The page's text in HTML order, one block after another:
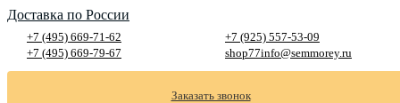
Доставка по России
+7 (495) 669-71-62
+7 (495) 669-79-67
+7 (925) 557-53-09
shop77info@semmorey.ru
Заказать звонок